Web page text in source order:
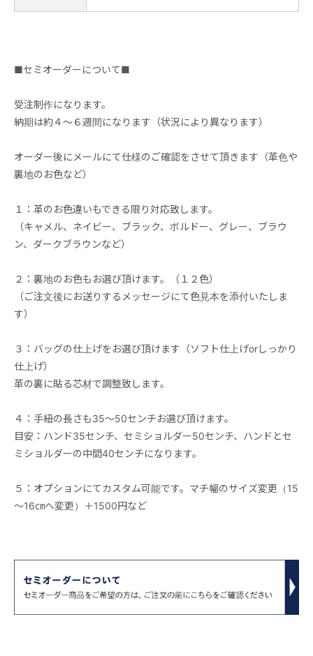
■セミオーダーについて■
受注制作になります。
納期は約４～６週間になります（状況により異なります）
オーダー後にメールにて仕様のご確認をさせて頂きます（革色や
裏地のお色など）
１：革のお色違いもできる限り対応致します。
（キャメル、ネイビー、ブラック、ボルドー、グレー、ブラウ
ン、ダークブラウンなど）
２：裏地のお色もお選び頂けます。（１２色）
（ご注文後にお送りするメッセージにて色見本を添付いたしま
す）
３：バッグの仕上げをお選び頂けます（ソフト仕上げorしっかり
仕上げ）
革の裏に貼る芯材で調整致します。
４：手紐の長さも35～50センチお選び頂けます。
目安：ハンド35センチ、セミショルダー50センチ、ハンドとセ
ミショルダーの中間40センチになります。
５：オプションにてカスタム可能です。マチ幅のサイズ変更（15
～16㎝へ変更）＋1500円など